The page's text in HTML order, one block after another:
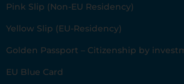
Pink Slip (Non-EU Residency)
Yellow Slip (EU-Residency)
Golden Passport – Citizenship by
EU Blue Card